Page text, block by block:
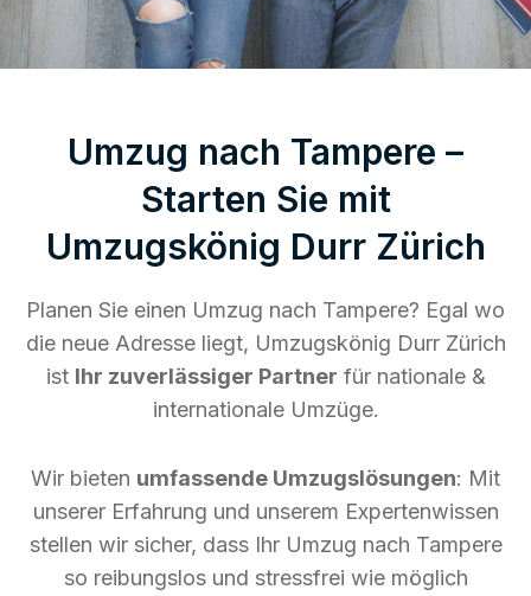
Umzug nach Tampere –
Starten Sie mit
Umzugskönig Durr Zürich
Planen Sie einen Umzug nach Tampere? Egal wo
die neue Adresse liegt, Umzugskönig Durr Zürich
ist Ihr zuverlässiger Partner für nationale &
internationale Umzüge.
Wir bieten umfassende Umzugslösungen: Mit
unserer Erfahrung und unserem Expertenwissen
stellen wir sicher, dass Ihr Umzug nach Tampere
so reibungslos und stressfrei wie möglich